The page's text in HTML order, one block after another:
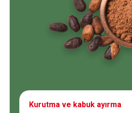
Kurutma ve kabuk ayırma